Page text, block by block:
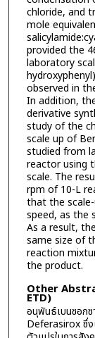
chloride, and
mole
provided the
laboratory
observed in
In addition,
derivative
study of the
scale up of
studied from
reactor using
scale. The
rpm of 10-L
that the
speed, as the
As a result,
same size of
reaction
the product.
Other
ETD)
อนุพันธ์เบนซอกซ
Deferasirox ซึ่ง